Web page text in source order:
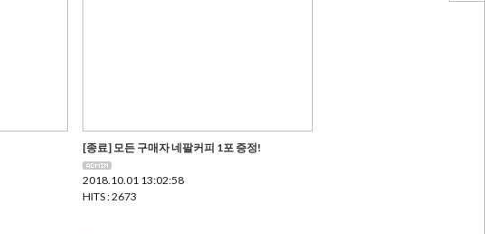
[종료] 모든 구매자 네팔커피 1포 증정!
2018.10.01 13:02:58
HITS : 2673